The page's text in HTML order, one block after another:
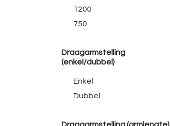
1200
750
Draagarmstelling
(enkel/dubbel)
Enkel
Dubbel